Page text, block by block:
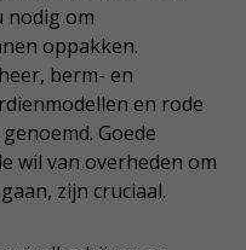
nodig om
oppakken.
berm- en
en rode
Goede
wil van overheden om
zijn cruciaal.